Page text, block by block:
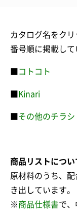
カタログ名をク
番号順に掲載して
コトコト
Kinari
その他のチラシ
商品リストについ
原材料のうち、
き出しています。
※商品仕様書で、